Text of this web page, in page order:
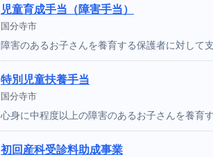
児童育成手当（障害手当）
国分寺市
障害のあるお子さんを養育する保護者に対して
特別児童扶養手当
国分寺市
心身に中程度以上の障害のあるお子さんを養育
初回産科受診料助成事業